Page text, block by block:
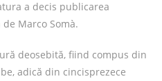
a decis publicarea
Marco Somà.
deosebită, fiind compus din
adică din cincisprezece